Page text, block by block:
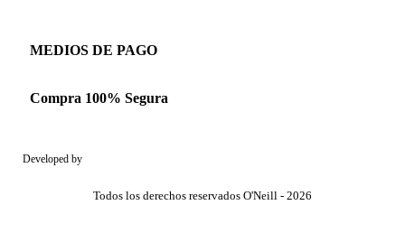
MEDIOS DE PAGO
Compra 100% Segura
Todos los derechos reservados O'Neill - 2026
Developed by